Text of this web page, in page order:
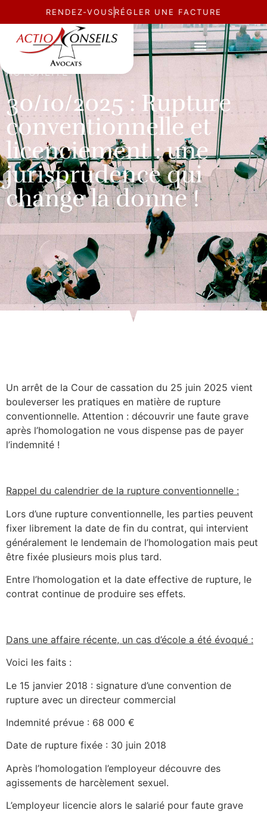
RENDEZ-VOUS RÉGLER UNE FACTURE
ACTUALITÉ
30/10/2025 : Rupture
conventionnelle et
licenciement : une
jurisprudence qui
change la donne !
Un arrêt de la Cour de cassation du 25 juin 2025 vient
bouleverser les pratiques en matière de rupture
conventionnelle. Attention : découvrir une faute grave
après l’homologation ne vous dispense pas de payer
l’indemnité !
Rappel du calendrier de la rupture conventionnelle :
Lors d’une rupture conventionnelle, les parties peuvent
fixer librement la date de fin du contrat, qui intervient
généralement le lendemain de l’homologation mais peut
être fixée plusieurs mois plus tard.
Entre l’homologation et la date effective de rupture, le
contrat continue de produire ses effets.
Dans une affaire récente, un cas d’école a été évoqué :
Voici les faits :
Le 15 janvier 2018 : signature d’une convention de
rupture avec un directeur commercial
Indemnité prévue : 68 000 €
Date de rupture fixée : 30 juin 2018
Après l’homologation l’employeur découvre des
agissements de harcèlement sexuel.
L’employeur licencie alors le salarié pour faute grave